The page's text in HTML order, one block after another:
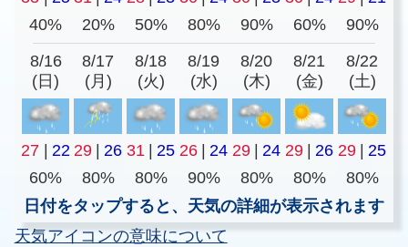
40%
20% 50% 80% 90% 60% 90%
8/16
(日)
8/17
(月)
8/18
(火)
8/19
(水)
8/20
(木)
8/21
(金)
8/22
(土)
27 22 29 26 31 25 26 24 29 24 29 26 29
25
60%
80% 80% 90% 80% 80%
80%
日付をタップすると、天気の詳細が表示されます
天気アイコンの意味について